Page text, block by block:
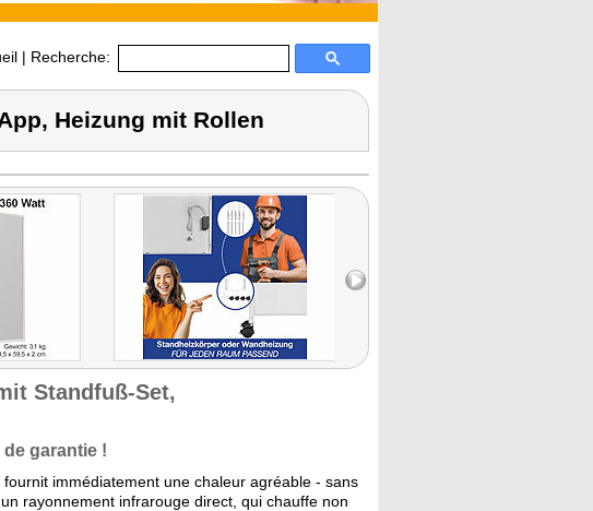
| Recherche:
Heizung mit Rollen
Standfuß-Set,
garantie !
immédiatement une chaleur agréable - sans
rayonnement infrarouge direct, qui chauffe non